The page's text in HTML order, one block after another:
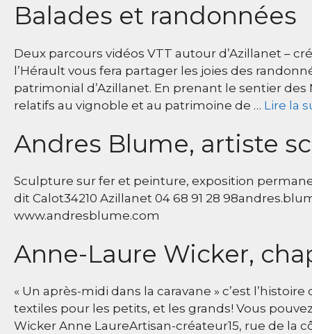
Balades et randonnées
Deux parcours vidéos VTT autour d’Azillanet –
l’Hérault vous fera partager les joies des
patrimonial d’Azillanet. En prenant le sentier
relatifs au vignoble et au patrimoine de … Lire la
Andres Blume, artiste
Sculpture sur fer et peinture, exposition
dit Calot34210 Azillanet 04 68 91 28
www.andresblume.com
Anne-Laure Wicker,
« Un après-midi dans la caravane » c’est
textiles pour les petits, et les grands! Vous
Wicker Anne LaureArtisan-créateur15, rue de la